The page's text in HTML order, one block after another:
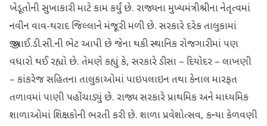
ખેડૂતોની સુખાકારી માટે કામ કર્યું છે. રાજ્યના મુખ્યમંત્રીશ્રીના નેતૃત્વમાં
નવીન વાવ-થરાદ જિલ્લાને મંજૂરી મળી છે. સરકારે દરેક તાલુકામાં
જી.આઈ.ડી.સી.ની ભેટ આપી છે જેના થકી સ્થાનિક રોજગારીમાં પણ
વધારો થઈ રહ્યો છે. તેમણે કહ્યું કે, સરકારે ડીસા – દિયોદર – લાખણી
– કાંકરેજ સહિતના તાલુકાઓમાં પાઇપલાઇન તથા કેનાલ મારફત
તળાવમાં પાણી પહોંચાડ્યું છે. રાજ્ય સરકારે પ્રાથમિક અને માધ્યમિક
શાળાઓમાં શિક્ષકોની ભરતી કરી છે. શાળા પ્રવેશોત્સવ, કન્યા કેળવણી